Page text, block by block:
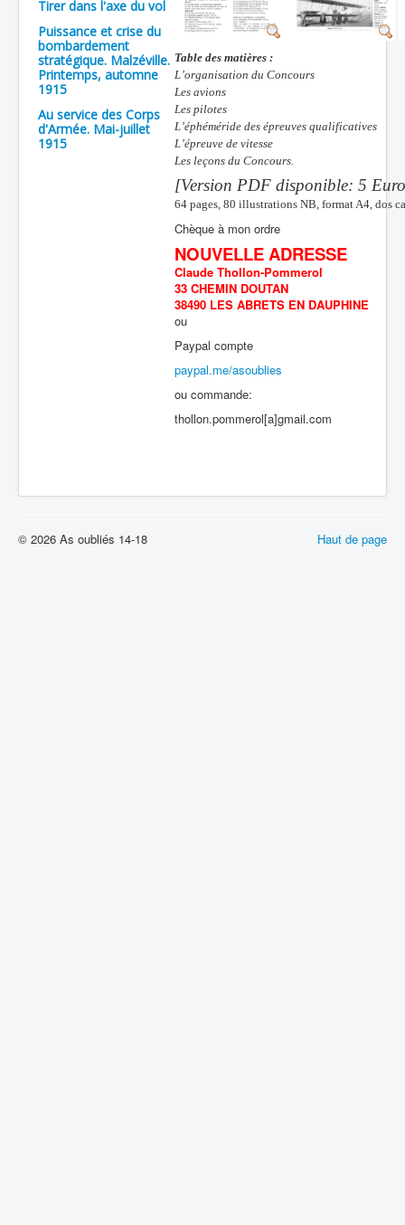
Tirer dans l'axe du vol
Puissance et crise du
bombardement
stratégique. Malzéville.
Printemps, automne
1915
Au service des Corps
d'Armée. Mai-juillet
1915
Table des matières :
L’organisation du Concours
Les avions
Les pilotes
L’éphéméride des épreuves qualificatives
L’épreuve de vitesse
Les leçons du Concours.
[Version PDF disponible: 5
64 pages, 80 illustrations NB, format A4, dos
Chèque à mon ordre
NOUVELLE ADRESSE
Claude Thollon-Pommerol
33 CHEMIN DOUTAN
38490 LES ABRETS EN DAUPHINE
ou
Paypal compte
paypal.me/asoublies
ou commande:
thollon.pommerol[a]gmail.com
Haut de page
© 2026 As oubliés 14-18